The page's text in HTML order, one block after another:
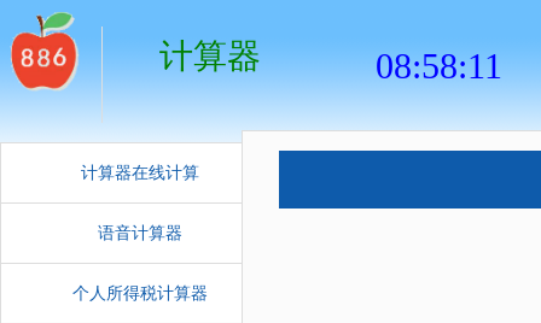
计算器
计算器在线计算
语音计算器
个人所得税计算器